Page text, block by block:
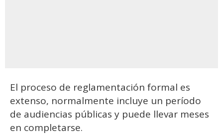
El proceso de reglamentación formal es
extenso, normalmente incluye un período
de audiencias públicas y puede llevar meses
en completarse.